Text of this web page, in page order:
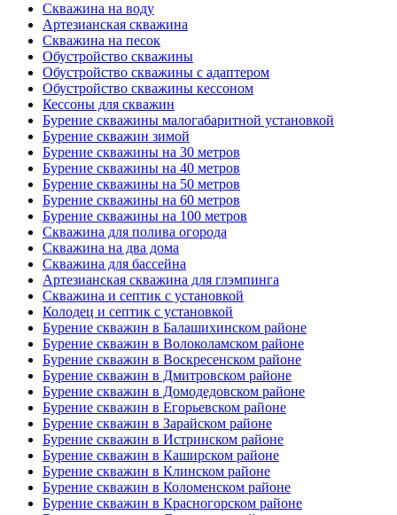
Скважина на воду
Артезианская скважина
Скважина на песок
Обустройство скважины
Обустройство скважины с адаптером
Обустройство скважины кессоном
Кессоны для скважин
Бурение скважины малогабаритной установкой
Бурение скважин зимой
Бурение скважины на 30 метров
Бурение скважины на 40 метров
Бурение скважины на 50 метров
Бурение скважины на 60 метров
Бурение скважины на 100 метров
Скважина для полива огорода
Скважина на два дома
Скважина для бассейна
Артезианская скважина для глэмпинга
Скважина и септик с установкой
Колодец и септик с установкой
Бурение скважин в Балашихинском районе
Бурение скважин в Волоколамском районе
Бурение скважин в Воскресенском районе
Бурение скважин в Дмитровском районе
Бурение скважин в Домодедовском районе
Бурение скважин в Егорьевском районе
Бурение скважин в Зарайском районе
Бурение скважин в Истринском районе
Бурение скважин в Каширском районе
Бурение скважин в Клинском районе
Бурение скважин в Коломенском районе
Бурение скважин в Красногорском районе